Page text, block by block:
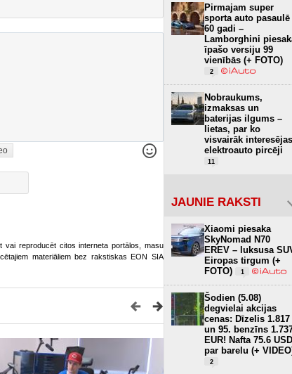
vai reproducēt citos interneta portālos, masu
materiāliem bez rakstiskas EON SIA
Pirmajam super
sporta auto pasaulē
60 gadi –
Lamborghini
īpašo versiju 99
vienībās (+ FOTO)
2
Nobraukums,
izmaksas un
baterijas ilgums –
lietas, par ko
visvairāk interesējas
elektroauto pircēji
11
JAUNIE RAKSTI
Xiaomi piesaka
SkyNomad N70
EREV – luksusa
Eiropas tirgum (+
FOTO)
1
Šodien (5.08)
degvielai akcijas
cenas: Dīzelis 1.817
un 95. benzīns
EUR! Nafta 75.6 USD
par barelu (+
2